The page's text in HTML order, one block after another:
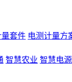
量套件 电测计量方
智慧农业 智慧电源